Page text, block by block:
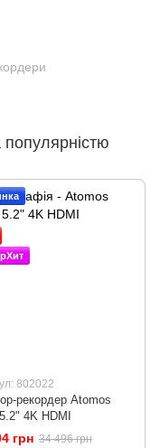
популярністю
802022
рекордер Atomos
4K HDMI
грн 34 496 грн